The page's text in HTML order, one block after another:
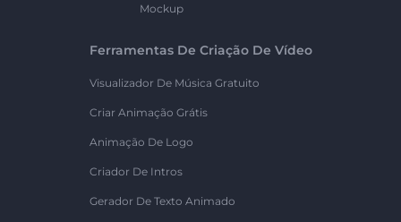
Mockup
Ferramentas De Criação De Vídeo
Visualizador De Música Gratuito
Criar Animação Grátis
Animação De Logo
Criador De Intros
Gerador De Texto Animado